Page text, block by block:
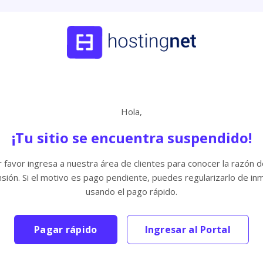
Hola,
¡Tu sitio se encuentra suspendido!
favor ingresa a nuestra área de clientes para conocer la razón
Si el motivo es pago pendiente, puedes regularizarlo de
usando el pago rápido.
Pagar rápido Ingresar al Portal